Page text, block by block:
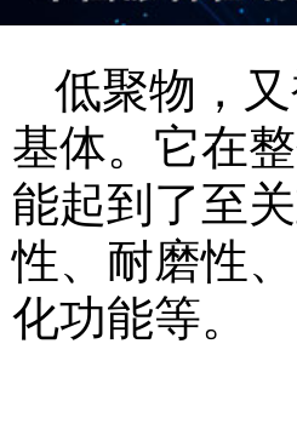
低聚物，
基体。它在
能起到了至
性、耐磨性
化功能等。